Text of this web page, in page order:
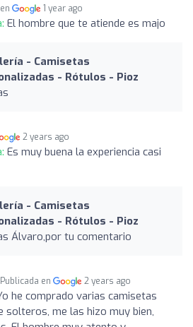
1 year ago
El hombre que te atiende es majo
- Camisetas
- Rótulos - Pioz
2 years ago
Es muy buena la experiencia casi
- Camisetas
- Rótulos - Pioz
Álvaro,por tu comentario
Publicada en 2 years ago
he comprado varias camisetas
solteros, me las hizo muy bien,